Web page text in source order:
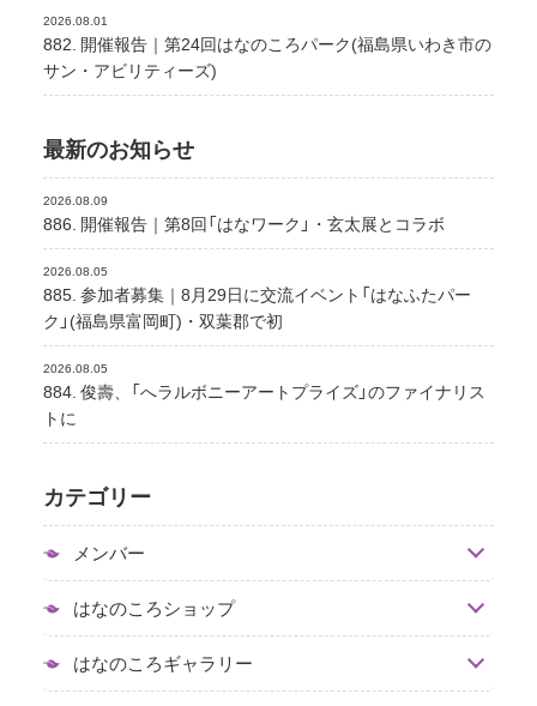
2026.08.01
882. 開催報告｜第24回はなのころパーク(福島県いわき市の
サン・アビリティーズ)
最新のお知らせ
2026.08.09
886. 開催報告｜第8回「はなワーク」・玄太展とコラボ
2026.08.05
885. 参加者募集｜8月29日に交流イベント「はなふたパー
ク」(福島県富岡町)・双葉郡で初
2026.08.05
884. 俊壽、「へラルボニーアートプライズ」のファイナリス
トに
カテゴリー
メンバー
はなのころショップ
はなのころギャラリー